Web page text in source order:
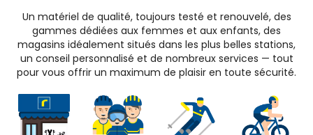
Un matériel de qualité, toujours testé et renouvelé, des
gammes dédiées aux femmes et aux enfants, des
magasins idéalement situés dans les plus belles stations,
un conseil personnalisé et de nombreux services — tout
pour vous offrir un maximum de plaisir en toute sécurité.